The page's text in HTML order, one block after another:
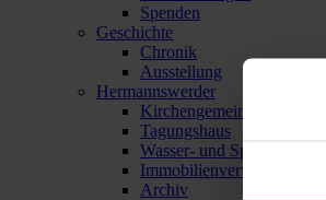
Spenden
Geschichte
Chronik
Ausstellung
Hermannswerder
Kirchengemeinde
Tagungshaus
Wasser- und Sport-
Immobilienverwaltung
Archiv